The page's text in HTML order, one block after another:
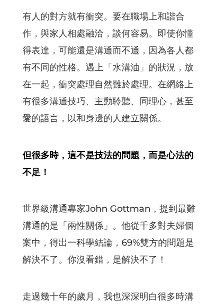
有人的對方就有衝突。要在職場上和諧合
作，與家人相處融洽，談何容易。即使你懂
得表達，可能還是溝通而不通，因為各人都
有不同的性格。遇上「水溝油」的狀況，放
在一起，衝突處理自然難於處理。在網絡上
有很多溝通技巧、主動聆聽、同理心，甚至
愛的語言，以和身邊的人建立關係。
但很多時，這不是技法的問題，而是心法的
不足！
世界級溝通專家John Gottman，提到最難
溝通的是「兩性關係」。他從千多對夫婦個
案中，得出一科學結論，69%雙方的問題是
解決不了。你沒看錯，是解決不了！
走過幾十年的歲月，我也深深明白很多時溝